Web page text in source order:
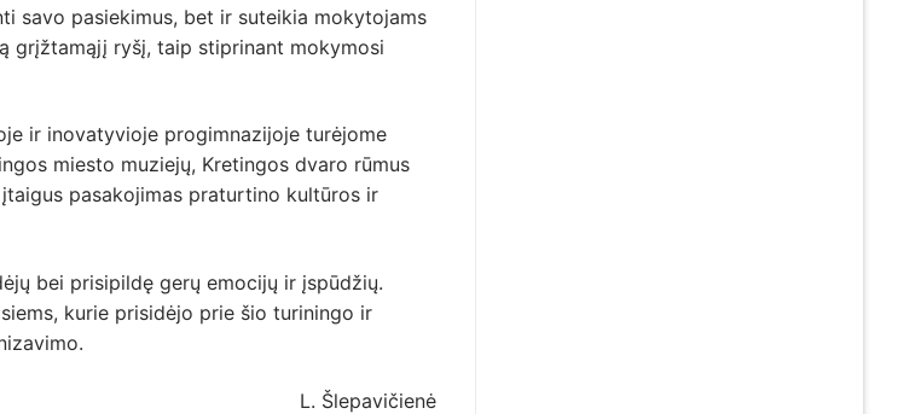
savo pasiekimus, bet ir suteikia mokytojams
grįžtamąjį ryšį, taip stiprinant mokymosi
ir inovatyvioje progimnazijoje turėjome
miesto muziejų, Kretingos dvaro rūmus
pasakojimas praturtino kultūros ir
bei prisipildę gerų emocijų ir įspūdžių.
kurie prisidėjo prie šio turiningo ir
L. Šlepavičienė